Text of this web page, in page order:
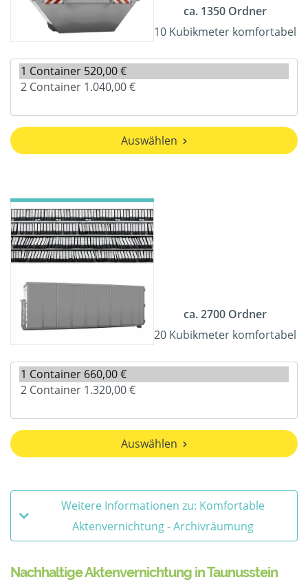
ca. 1350 Ordner
10 Kubikmeter komfortabel
Auswählen
ca. 2700 Ordner
20 Kubikmeter komfortabel
Auswählen
Weitere Informationen zu: Komfortable
Aktenvernichtung - Archivräumung
Nachhaltige Aktenvernichtung in Taunusstein